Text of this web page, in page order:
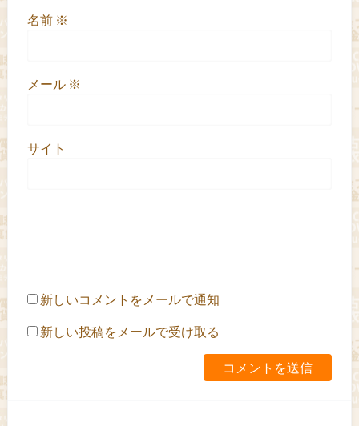
名前 ※
メール ※
サイト
新しいコメントをメールで通知
新しい投稿をメールで受け取る